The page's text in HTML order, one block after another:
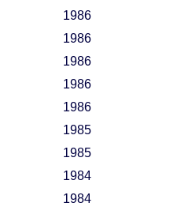
1986
1986
1986
1986
1986
1985
1985
1984
1984